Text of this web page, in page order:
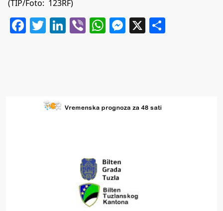
(TIP/Foto: 123RF)
Facebook
Twitter
LinkedIn
ViberWhatsApp
Messenger
X